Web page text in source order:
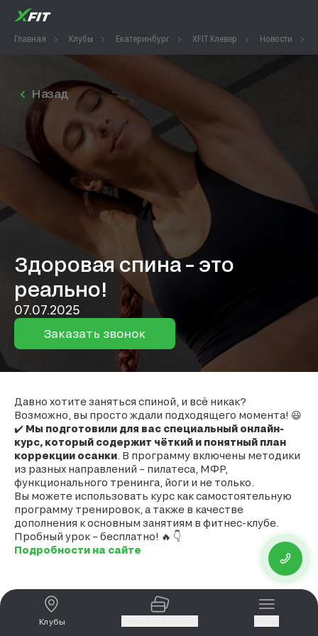
Клубы
Главная Клубы Екатеринбург XFIT Клевер Новости
Назад
Здоровая спина – это
реально!
07.07.2025
Заказать звонок
Давно хотите заняться спиной, и всё никак?
Возможно, вы просто ждали подходящего момента! 😃
✔️ Мы подготовили для вас специальный онлайн-
курс, который содержит чёткий и понятный план
коррекции осанки . В программу включены методики
из разных направлений – пилатеса, МФР,
функционального тренинга, йоги и не только.
Вы можете использовать курс как самостоятельную
программу тренировок, а также в качестве
дополнения к основным занятиям в фитнес-клубе.
Пробный урок – бесплатно! 🔥 👇
Подробности на сайте